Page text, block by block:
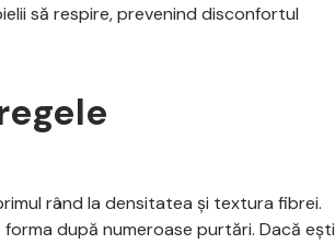
să respire, prevenind disconfortul
rând la densitatea și textura fibrei.
după numeroase purtări. Dacă ești